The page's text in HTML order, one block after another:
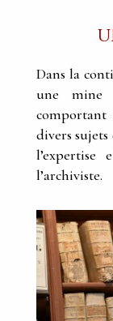
Dans la
une mine
comportant
divers sujets
l’archiviste.